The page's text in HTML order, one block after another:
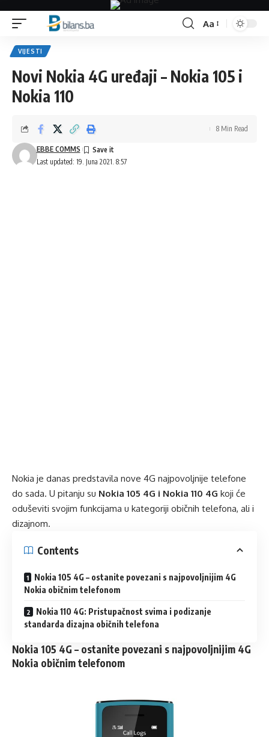
Font
Aa
VIJESTI
Novi Nokia 4G uređaji – Nokia 105 i
Nokia 110
Last updated: 19. Juna 2021. 8:57
EBBE COMMS
8 Min Read
Nokia je danas predstavila nove 4G najpovoljnije telefone
do sada. U pitanju su Nokia 105 4G i Nokia 110 4G koji će
oduševiti svojim funkcijama u kategoriji običnih telefona, ali i
dizajnom.
Contents
Nokia 105 4G – ostanite povezani s najpovoljnijim 4G
Nokia običnim telefonom
Nokia 110 4G: Pristupačnost svima i podizanje
standarda dizajna običnih telefona
Nokia 105 4G – ostanite povezani s najpovoljnijim 4G
Nokia običnim telefonom